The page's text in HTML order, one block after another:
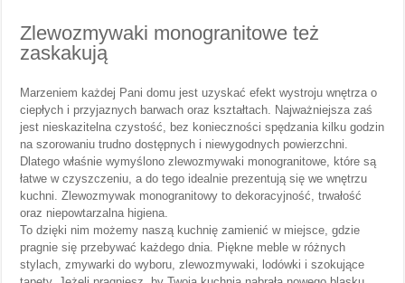
Zlewozmywaki monogranitowe też
zaskakują
Marzeniem każdej Pani domu jest uzyskać efekt wystroju wnętrza o
ciepłych i przyjaznych barwach oraz kształtach. Najważniejsza zaś
jest nieskazitelna czystość, bez konieczności spędzania kilku godzin
na szorowaniu trudno dostępnych i niewygodnych powierzchni.
Dlatego właśnie wymyślono zlewozmywaki monogranitowe, które są
łatwe w czyszczeniu, a do tego idealnie prezentują się we wnętrzu
kuchni. Zlewozmywak monogranitowy to dekoracyjność, trwałość
oraz niepowtarzalna higiena.
To dzięki nim możemy naszą kuchnię zamienić w miejsce, gdzie
pragnie się przebywać każdego dnia. Piękne meble w różnych
stylach, zmywarki do wyboru, zlewozmywaki, lodówki i szokujące